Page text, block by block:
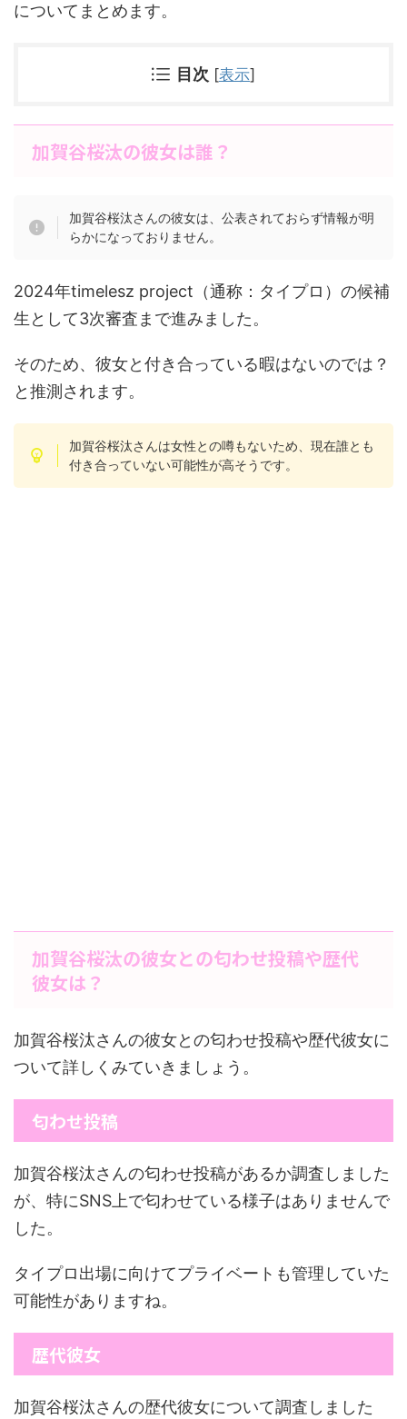
についてまとめます。
目次 [表示]
加賀谷桜汰の彼女は誰？
加賀谷桜汰さんの彼女は、公表されておらず情報が明
らかになっておりません。
2024年timelesz project（通称：タイプロ）の候補
生として3次審査まで進みました。
そのため、彼女と付き合っている暇はないのでは？
と推測されます。
加賀谷桜汰さんは女性との噂もないため、現在誰とも
付き合っていない可能性が高そうです。
加賀谷桜汰の彼女との匂わせ投稿や歴代
彼女は？
加賀谷桜汰さんの彼女との匂わせ投稿や歴代彼女に
ついて詳しくみていきましょう。
匂わせ投稿
加賀谷桜汰さんの匂わせ投稿があるか調査しました
が、特にSNS上で匂わせている様子はありませんで
した。
タイプロ出場に向けてプライベートも管理していた
可能性がありますね。
歴代彼女
加賀谷桜汰さんの歴代彼女について調査しました